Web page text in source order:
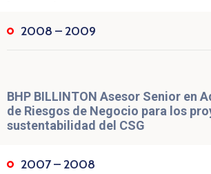
2008 – 2009
BHP BILLINTON Asesor Senior en
de Riesgos de Negocio para los
sustentabilidad del CSG
2007 – 2008